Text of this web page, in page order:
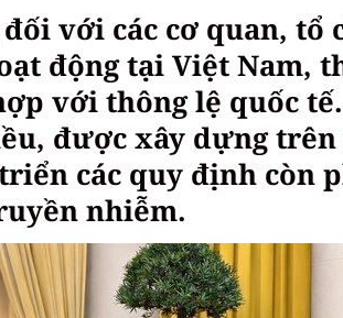
với các cơ quan, tổ
động tại Việt Nam,
với thông lệ quốc
được xây dựng
các quy định còn
nhiễm.